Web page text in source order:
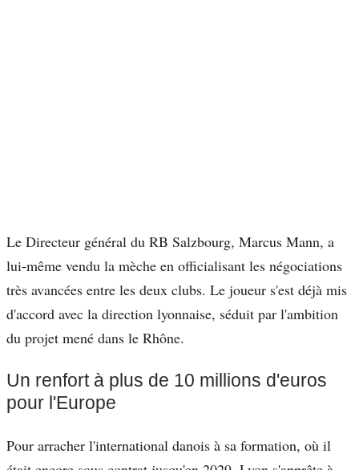
Le Directeur général du RB Salzbourg, Marcus Mann, a
lui-même vendu la mèche en officialisant les négociations
très avancées entre les deux clubs. Le joueur s'est déjà mis
d'accord avec la direction lyonnaise, séduit par l'ambition
du projet mené dans le Rhône.
Un renfort à plus de 10 millions d'euros
pour l'Europe
Pour arracher l'international danois à sa formation, où il